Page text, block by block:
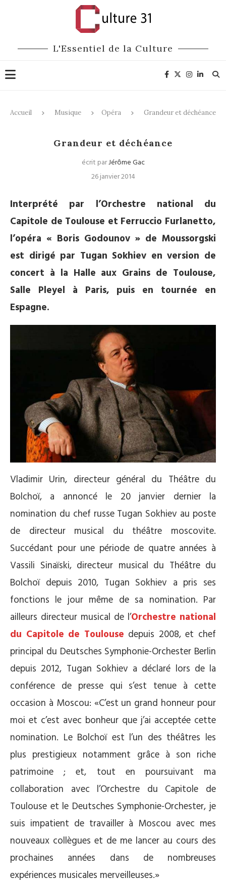
L'Essentiel de la Culture
Accueil Musique Opéra Grandeur et déchéance
Grandeur et déchéance
écrit parJérôme Gac
26 janvier 2014
Interprété par l’Orchestre national du
Capitole de Toulouse et Ferruccio Furlanetto,
l’opéra « Boris Godounov » de Moussorgski
est dirigé par Tugan Sokhiev en version de
concert à la Halle aux Grains de Toulouse,
Salle Pleyel à Paris, puis en tournée en
Espagne.
Vladimir Urin, directeur général du Théâtre du
Bolchoï, a annoncé le 20 janvier dernier la
nomination du chef russe Tugan Sokhiev au poste
de directeur musical du théâtre moscovite.
Succédant pour une période de quatre années à
Vassili Sinaïski, directeur musical du Théâtre du
Bolchoï depuis 2010, Tugan Sokhiev a pris ses
fonctions le jour même de sa nomination. Par
ailleurs directeur musical de l’Orchestre national
du Capitole de Toulouse depuis 2008, et chef
principal du Deutsches Symphonie-Orchester Berlin
depuis 2012, Tugan Sokhiev a déclaré lors de la
conférence de presse qui s’est tenue à cette
occasion à Moscou: «C’est un grand honneur pour
moi et c’est avec bonheur que j’ai acceptée cette
nomination. Le Bolchoï est l’un des théâtres les
plus prestigieux notamment grâce à son riche
patrimoine ; et, tout en poursuivant ma
collaboration avec l’Orchestre du Capitole de
Toulouse et le Deutsches Symphonie-Orchester, je
suis impatient de travailler à Moscou avec mes
nouveaux collègues et de me lancer au cours des
prochaines années dans de nombreuses
expériences musicales merveilleuses.»